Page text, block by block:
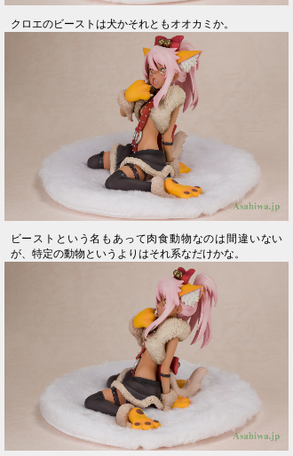
クロエのビーストは犬かそれともオオカミか。
ビーストという名もあって肉食動物なのは間違いない
が、特定の動物というよりはそれ系なだけかな。